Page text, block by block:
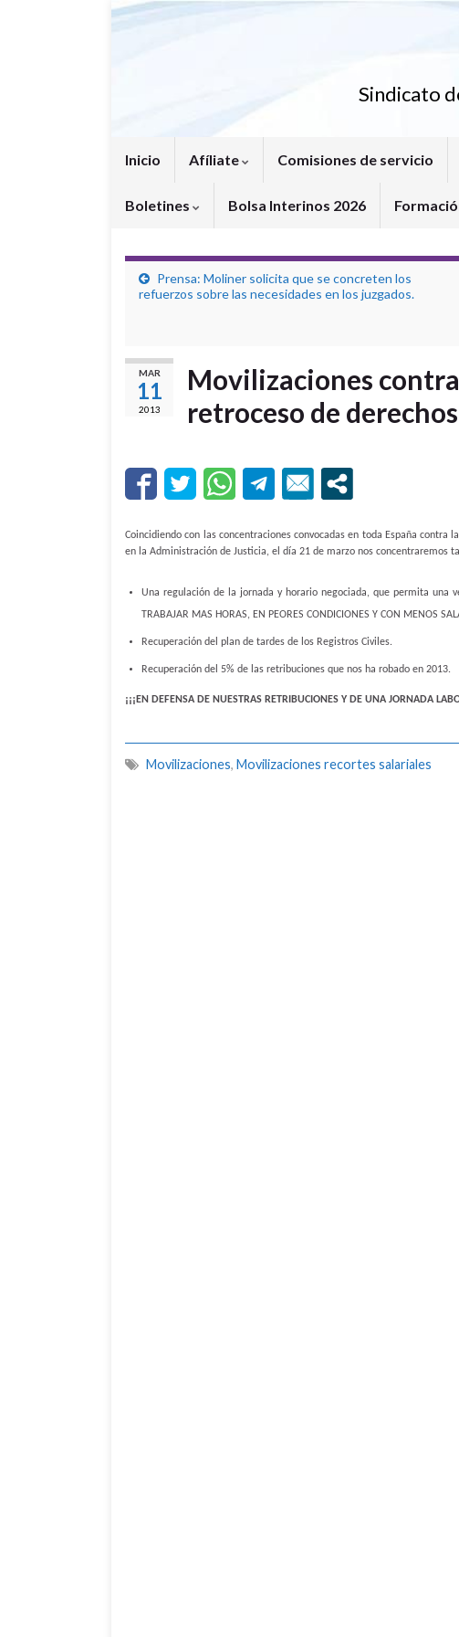
Sindicato
Inicio Afíliate Comisiones de servicio
Boletines Bolsa Interinos 2026
Prensa: Moliner solicita que se concreten los
refuerzos sobre las necesidades en los juzgados.
MAR
11
2013
Movilizaciones
retroceso de
Coincidiendo con las concentraciones convocadas en toda España
en la Administración de Justicia, el día 21 de marzo nos concentraremos
Una regulación de la jornada y horario negociada, que permita una
TRABAJAR MAS HORAS, EN PEORES CONDICIONES Y CON MENOS
Recuperación del plan de tardes de los Registros Civiles.
Recuperación del 5% de las retribuciones que nos ha robado en 2013.
¡¡¡EN DEFENSA DE NUESTRAS RETRIBUCIONES Y DE UNA JORNADA
Movilizaciones, Movilizaciones recortes salariales